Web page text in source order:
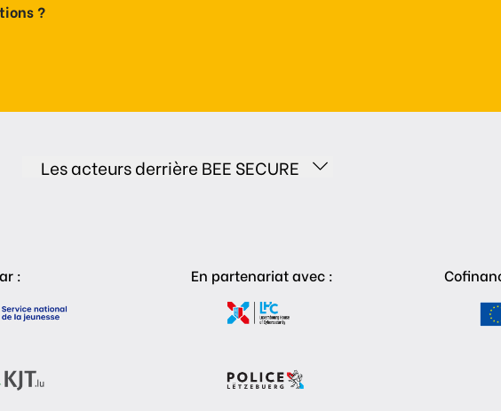
?
Les acteurs derrière BEE SECURE
: En partenariat avec :